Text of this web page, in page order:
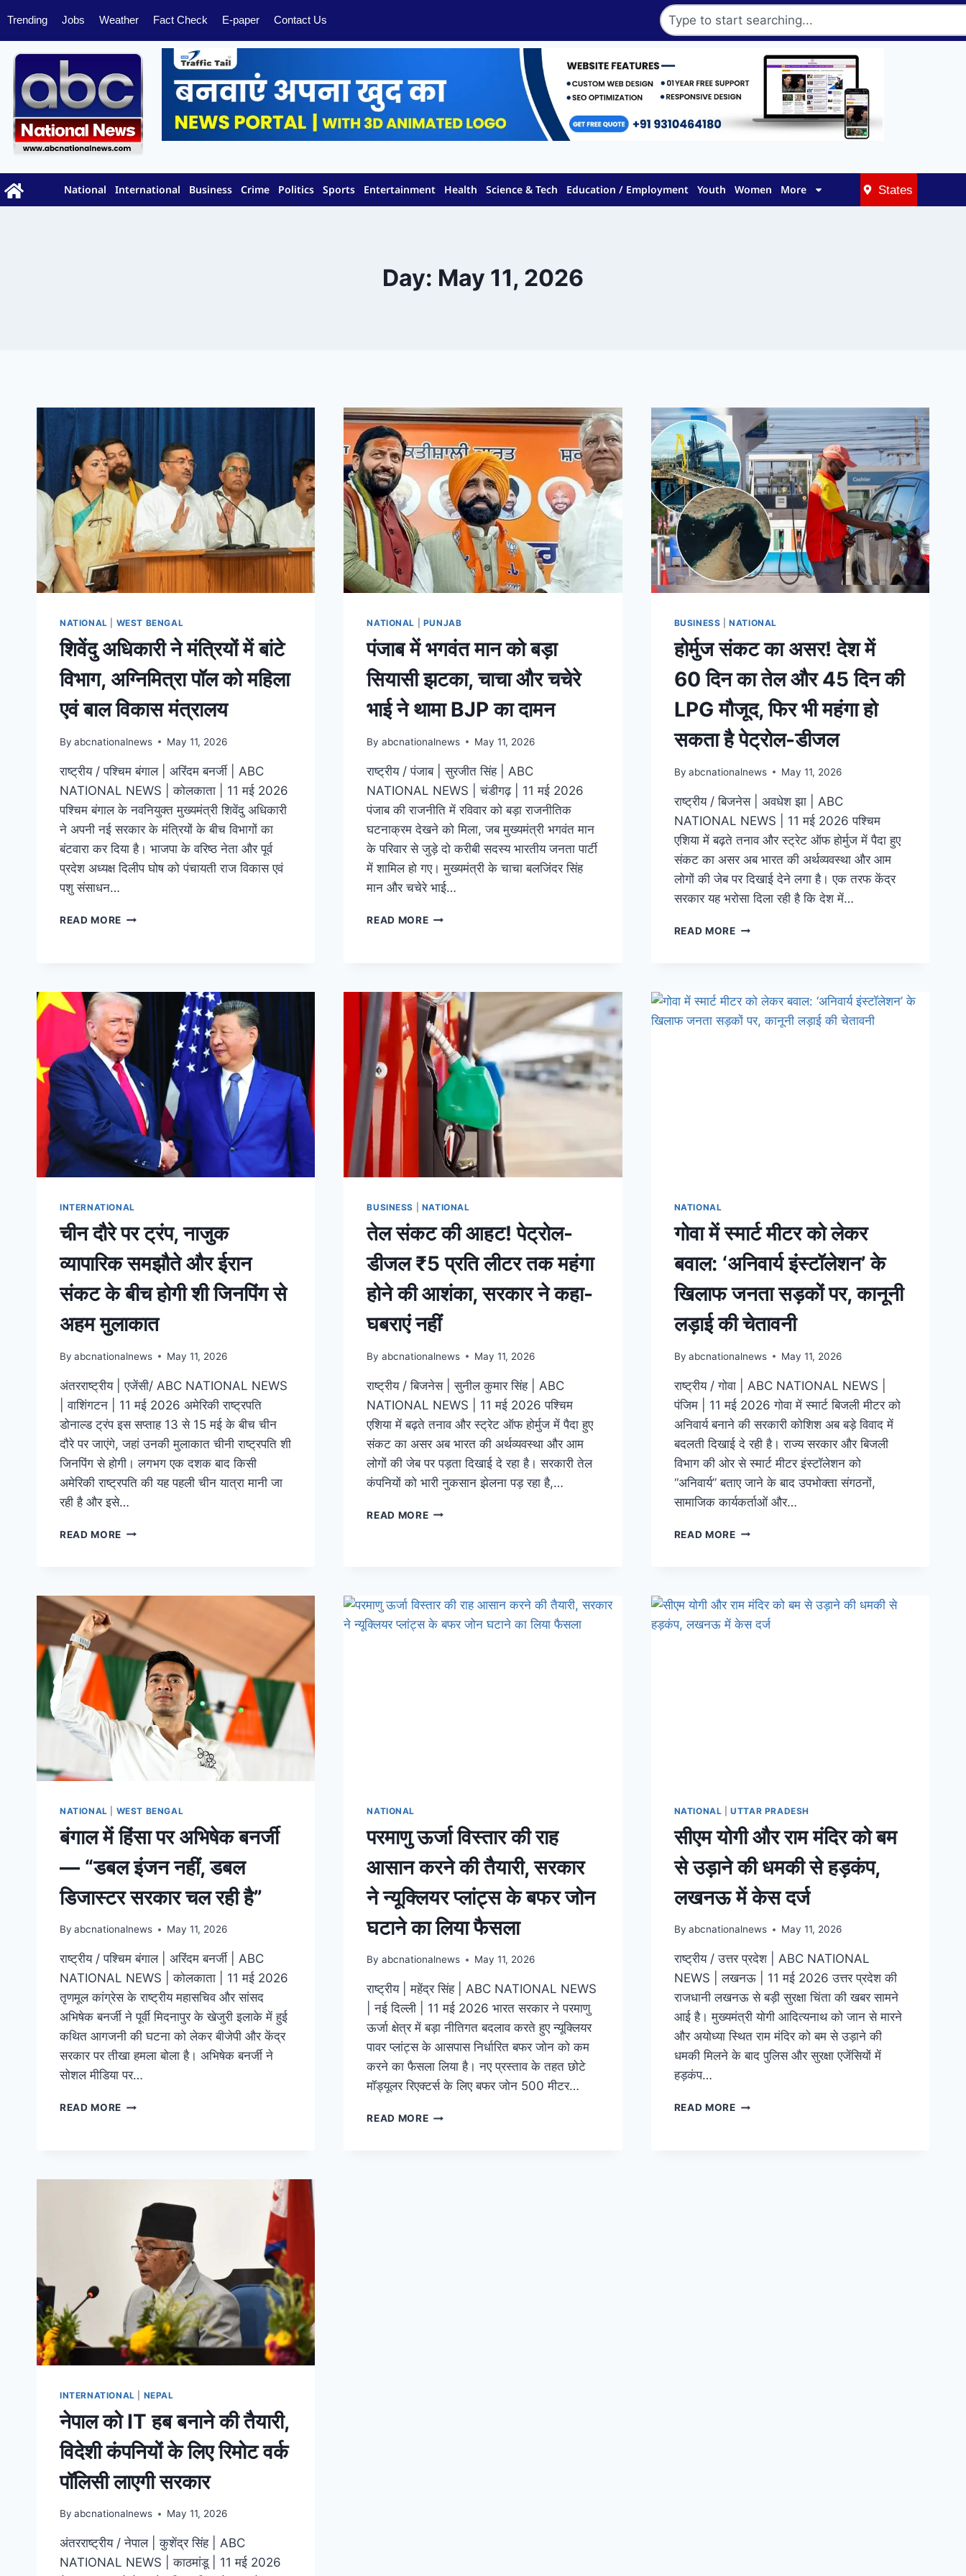
Trending Jobs Weather Fact Check E-paper Contact Us
National International Business Crime Politics Sports Entertainment Health Science & Tech Education / Employment Youth Women More States
Day: May 11, 2026
NATIONAL WEST BENGAL
शिवेंदु अधिकारी ने मंत्रियों में बांटे
विभाग, अग्निमित्रा पॉल को महिला
एवं बाल विकास मंत्रालय
By abcnationalnews May 11, 2026
राष्ट्रीय / पश्चिम बंगाल | अरिंदम बनर्जी | ABC
NATIONAL NEWS | कोलकाता | 11 मई 2026
पश्चिम बंगाल के नवनियुक्त मुख्यमंत्री शिवेंदु अधिकारी
ने अपनी नई सरकार के मंत्रियों के बीच विभागों का
बंटवारा कर दिया है। भाजपा के वरिष्ठ नेता और पूर्व
प्रदेश अध्यक्ष दिलीप घोष को पंचायती राज विकास एवं
पशु संसाधन…
READ MORE
NATIONAL PUNJAB
पंजाब में भगवंत मान को बड़ा
सियासी झटका, चाचा और चचेरे
भाई ने थामा BJP का दामन
By abcnationalnews May 11, 2026
राष्ट्रीय / पंजाब | सुरजीत सिंह | ABC
NATIONAL NEWS | चंडीगढ़ | 11 मई 2026
पंजाब की राजनीति में रविवार को बड़ा राजनीतिक
घटनाक्रम देखने को मिला, जब मुख्यमंत्री भगवंत मान
के परिवार से जुड़े दो करीबी सदस्य भारतीय जनता पार्टी
में शामिल हो गए। मुख्यमंत्री के चाचा बलजिंदर सिंह
मान और चचेरे भाई…
READ MORE
BUSINESS |NATIONAL
होर्मुज संकट का असर! देश में
60 दिन का तेल और 45 दिन की
LPG मौजूद, फिर भी महंगा हो
सकता है पेट्रोल-डीजल
By abcnationalnews May 11, 2026
राष्ट्रीय / बिजनेस | अवधेश झा | ABC
NATIONAL NEWS | 11 मई 2026 पश्चिम
एशिया में बढ़ते तनाव और स्ट्रेट ऑफ होर्मुज में पैदा हुए
संकट का असर अब भारत की अर्थव्यवस्था और आम
लोगों की जेब पर दिखाई देने लगा है। एक तरफ केंद्र
सरकार यह भरोसा दिला रही है कि देश में…
READ MORE
INTERNATIONAL
चीन दौरे पर ट्रंप, नाजुक
व्यापारिक समझौते और ईरान
संकट के बीच होगी शी जिनपिंग से
अहम मुलाकात
By abcnationalnews May 11, 2026
अंतरराष्ट्रीय | एजेंसी/ ABC NATIONAL NEWS
| वाशिंगटन | 11 मई 2026 अमेरिकी राष्ट्रपति
डोनाल्ड ट्रंप इस सप्ताह 13 से 15 मई के बीच चीन
दौरे पर जाएंगे, जहां उनकी मुलाकात चीनी राष्ट्रपति शी
जिनपिंग से होगी। लगभग एक दशक बाद किसी
अमेरिकी राष्ट्रपति की यह पहली चीन यात्रा मानी जा
रही है और इसे…
READ MORE
BUSINESS NATIONAL
तेल संकट की आहट! पेट्रोल-
डीजल ₹5 प्रति लीटर तक महंगा
होने की आशंका, सरकार ने कहा-
घबराएं नहीं
By abcnationalnews May 11, 2026
राष्ट्रीय / बिजनेस | सुनील कुमार सिंह | ABC
NATIONAL NEWS | 11 मई 2026 पश्चिम
एशिया में बढ़ते तनाव और स्ट्रेट ऑफ होर्मुज में पैदा हुए
संकट का असर अब भारत की अर्थव्यवस्था और आम
लोगों की जेब पर पड़ता दिखाई दे रहा है। सरकारी तेल
कंपनियों को भारी नुकसान झेलना पड़ रहा है,…
READ MORE
NATIONAL
गोवा में स्मार्ट मीटर को लेकर
बवाल: ‘अनिवार्य इंस्टॉलेशन’ के
खिलाफ जनता सड़कों पर, कानूनी
लड़ाई की चेतावनी
By abcnationalnews May 11, 2026
राष्ट्रीय / गोवा | ABC NATIONAL NEWS |
पंजिम | 11 मई 2026 गोवा में स्मार्ट बिजली मीटर को
अनिवार्य बनाने की सरकारी कोशिश अब बड़े विवाद में
बदलती दिखाई दे रही है। राज्य सरकार और बिजली
विभाग की ओर से स्मार्ट मीटर इंस्टॉलेशन को
“अनिवार्य” बताए जाने के बाद उपभोक्ता संगठनों,
सामाजिक कार्यकर्ताओं और…
READ MORE
NATIONAL WEST BENGAL
बंगाल में हिंसा पर अभिषेक बनर्जी
— “डबल इंजन नहीं, डबल
डिजास्टर सरकार चल रही है”
By abcnationalnews May 11, 2026
राष्ट्रीय / पश्चिम बंगाल | अरिंदम बनर्जी | ABC
NATIONAL NEWS | कोलकाता | 11 मई 2026
तृणमूल कांग्रेस के राष्ट्रीय महासचिव और सांसद
अभिषेक बनर्जी ने पूर्वी मिदनापुर के खेजुरी इलाके में हुई
कथित आगजनी की घटना को लेकर बीजेपी और केंद्र
सरकार पर तीखा हमला बोला है। अभिषेक बनर्जी ने
सोशल मीडिया पर…
READ MORE
NATIONAL
परमाणु ऊर्जा विस्तार की राह
आसान करने की तैयारी, सरकार
ने न्यूक्लियर प्लांट्स के बफर जोन
घटाने का लिया फैसला
By abcnationalnews May 11, 2026
राष्ट्रीय | महेंद्र सिंह | ABC NATIONAL NEWS
| नई दिल्ली | 11 मई 2026 भारत सरकार ने परमाणु
ऊर्जा क्षेत्र में बड़ा नीतिगत बदलाव करते हुए न्यूक्लियर
पावर प्लांट्स के आसपास निर्धारित बफर जोन को कम
करने का फैसला लिया है। नए प्रस्ताव के तहत छोटे
मॉड्यूलर रिएक्टर्स के लिए बफर जोन 500 मीटर…
READ MORE
NATIONAL |UTTAR PRADESH
सीएम योगी और राम मंदिर को बम
से उड़ाने की धमकी से हड़कंप,
लखनऊ में केस दर्ज
By abcnationalnews May 11, 2026
राष्ट्रीय / उत्तर प्रदेश | ABC NATIONAL
NEWS | लखनऊ | 11 मई 2026 उत्तर प्रदेश की
राजधानी लखनऊ से बड़ी सुरक्षा चिंता की खबर सामने
आई है। मुख्यमंत्री योगी आदित्यनाथ को जान से मारने
और अयोध्या स्थित राम मंदिर को बम से उड़ाने की
धमकी मिलने के बाद पुलिस और सुरक्षा एजेंसियों में
हड़कंप…
READ MORE
INTERNATIONAL NEPAL
नेपाल को IT हब बनाने की तैयारी,
विदेशी कंपनियों के लिए रिमोट वर्क
पॉलिसी लाएगी सरकार
By abcnationalnews May 11, 2026
अंतरराष्ट्रीय / नेपाल | कुशेंद्र सिंह | ABC
NATIONAL NEWS | काठमांडू | 11 मई 2026